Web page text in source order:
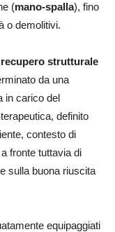
(mano-spalla), fino
o demolitivi.
recupero strutturale
da una
in carico del
definito
contesto di
fronte tuttavia di
sulla buona riuscita
equipaggiati